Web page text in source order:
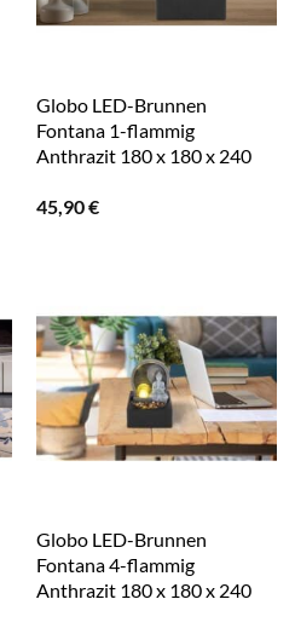
Globo LED-Brunnen
Fontana 1-flammig
Anthrazit 180 x 180 x 240
45,90€
Globo LED-Brunnen
Fontana 4-flammig
Anthrazit 180 x 180 x 240